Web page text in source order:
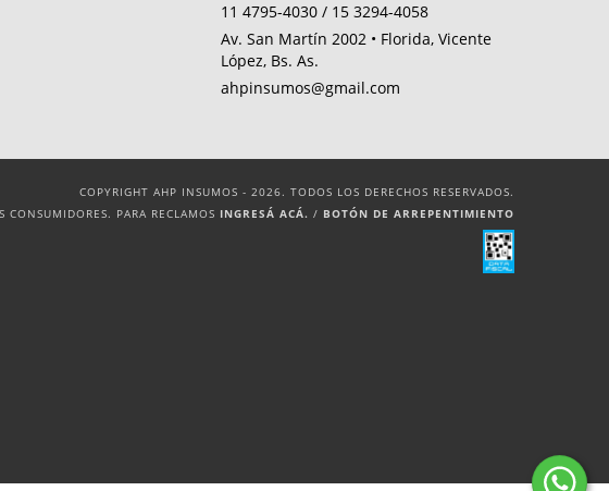
11 4795-4030 / 15 3294-4058
Av. San Martín 2002 • Florida, Vicente
López, Bs. As.
ahpinsumos@gmail.com
COPYRIGHT AHP INSUMOS - 2026. TODOS LOS DERECHOS RESERVADOS.
CONSUMIDORES. PARA RECLAMOS INGRESÁ ACÁ. / BOTÓN DE ARREPENTIMIENTO